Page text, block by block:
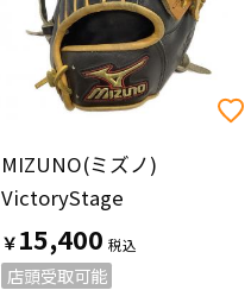
MIZUNO(ミズノ)
VictoryStage
￥15,400
店頭受取可能